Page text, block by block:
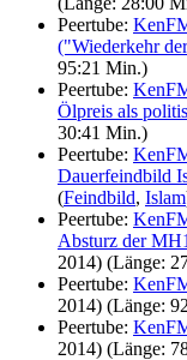
Peertube:
("Wiederkehr
95:21 Min.)
Peertube:
Ölpreis als
30:41 Min.)
Peertube:
Dauerfeindbild
(Feindbild, Islam
Peertube:
Absturz der
2014) (Länge:
Peertube:
2014) (Länge:
Peertube:
2014) (Länge: